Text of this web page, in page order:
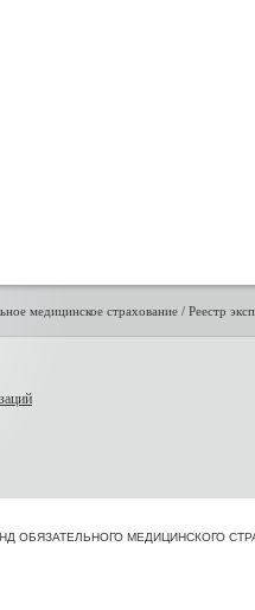
медицинское страхование / Реестр
ОБЯЗАТЕЛЬНОГО МЕДИЦИНСКОГО